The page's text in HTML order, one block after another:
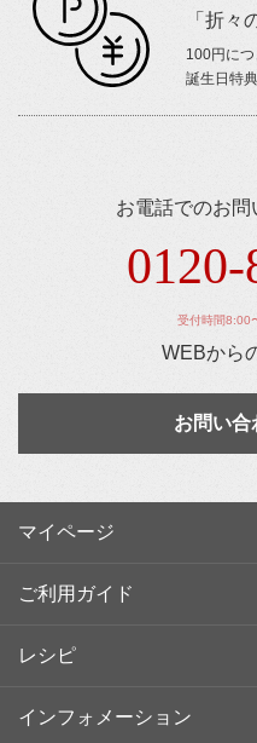
「折々
100円につ
誕生日特
お電話でのお
受付時間8:00
WEBから
お問い合
マイページ
ご利用ガイド
レシピ
インフォメーション